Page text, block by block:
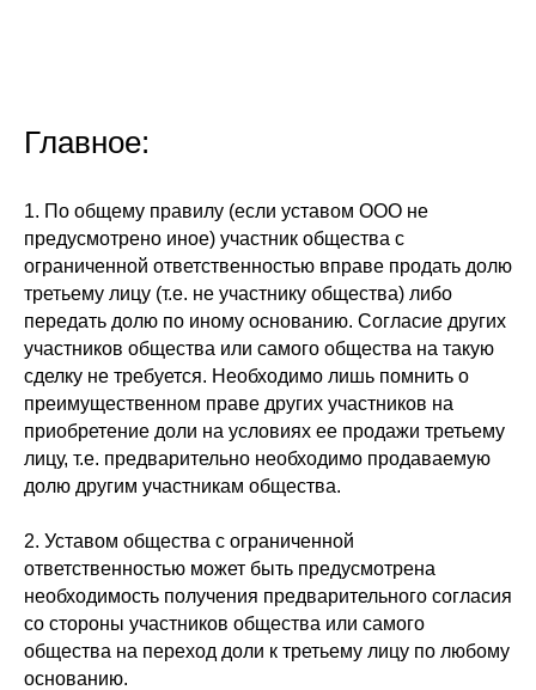
Главное:
1. По общему правилу (если уставом ООО не
предусмотрено иное) участник общества с
ограниченной ответственностью вправе продать долю
третьему лицу (т.е. не участнику общества) либо
передать долю по иному основанию. Согласие других
участников общества или самого общества на такую
сделку не требуется. Необходимо лишь помнить о
преимущественном праве других участников на
приобретение доли на условиях ее продажи третьему
лицу, т.е. предварительно необходимо продаваемую
долю другим участникам общества.
2. Уставом общества с ограниченной
ответственностью может быть предусмотрена
необходимость получения предварительного согласия
со стороны участников общества или самого
общества на переход доли к третьему лицу по любому
основанию.